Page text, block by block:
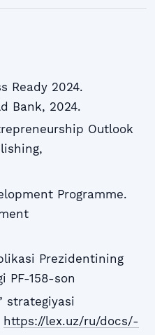
Ready 2024.
Bank, 2024.
Outlook
Programme.
Prezidentining
PF-158-son
strategiyasi
https://lex.uz/ru/docs/-